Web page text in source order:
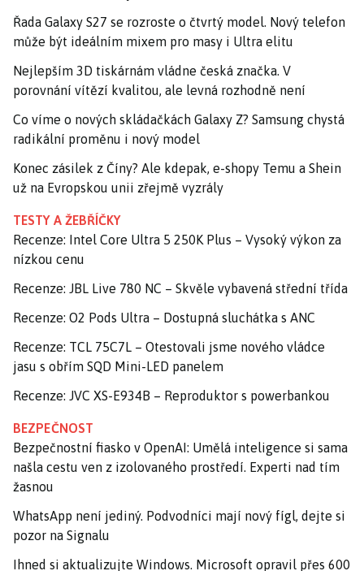
Řada Galaxy S27 se rozroste o čtvrtý model. Nový telefon
může být ideálním mixem pro masy i Ultra elitu
Nejlepším 3D tiskárnám vládne česká značka. V
porovnání vítězí kvalitou, ale levná rozhodně není
Co víme o nových skládačkách Galaxy Z? Samsung chystá
radikální proměnu i nový model
Konec zásilek z Číny? Ale kdepak, e-shopy Temu a Shein
už na Evropskou unii zřejmě vyzrály
TESTY A ŽEBŘÍČKY
Recenze: Intel Core Ultra 5 250K Plus – Vysoký výkon za
nízkou cenu
Recenze: JBL Live 780 NC – Skvěle vybavená střední třída
Recenze: O2 Pods Ultra – Dostupná sluchátka s ANC
Recenze: TCL 75C7L – Otestovali jsme nového vládce
jasu s obřím SQD Mini-LED panelem
Recenze: JVC XS-E934B – Reproduktor s powerbankou
BEZPEČNOST
Bezpečnostní fiasko v OpenAI: Umělá inteligence si sama
našla cestu ven z izolovaného prostředí. Experti nad tím
žasnou
WhatsApp není jediný. Podvodníci mají nový fígl, dejte si
pozor na Signalu
Ihned si aktualizujte Windows. Microsoft opravil přes 600